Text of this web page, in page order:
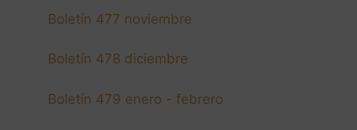
Boletín 477 noviembre
Boletín 478 diciembre
Boletín 479 enero - febrero